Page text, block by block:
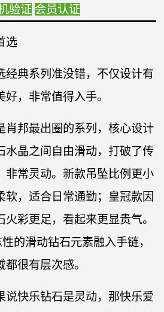
验证 会员认证
选
经典系列准没错，不仅设计有
，非常值得入手。
肖邦最出圈的系列，核心设计
水晶之间自由滑动，打破了传
非常灵动。新款吊坠比例更小
软，适合日常通勤；皇冠款因
彩更足，看起来更显贵气。
的滑动钻石元素融入手链，
很有层次感。
说快乐钻石是灵动，那快乐爱